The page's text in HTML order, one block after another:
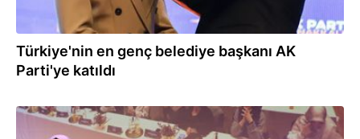
Türkiye'nin en genç belediye başkanı AK
Parti'ye katıldı
30.11.2024